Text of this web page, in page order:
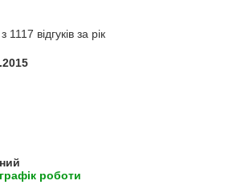
відгуків за рік
роботи